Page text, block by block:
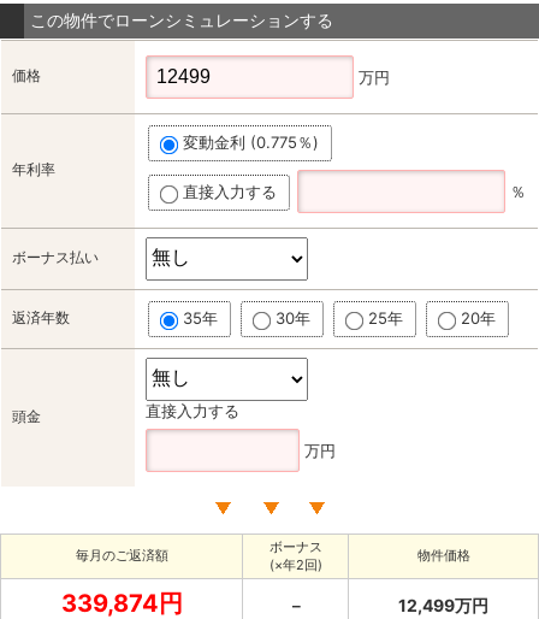
この物件でローンシミュレーションする
価格 万円
年利率
変動金利 (0.775％)
直接入力する ％
ボーナス払い
返済年数 35年 30年 25年 20年
頭金 直接入力する
万円
毎月のご返済額
ボーナス
(×年2回)
物件価格
339,874円 － 12,499万円